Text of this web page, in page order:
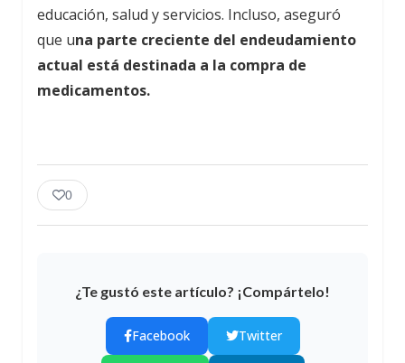
educación, salud y servicios. Incluso, aseguró
que una parte creciente del endeudamiento
actual está destinada a la compra de
medicamentos.
0
¿Te gustó este artículo? ¡Compártelo!
Facebook Twitter